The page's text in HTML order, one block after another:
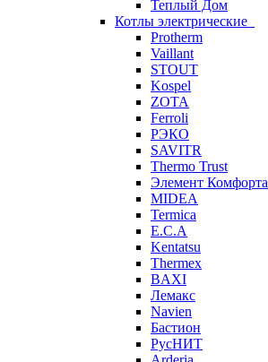
Теплый Дом
Котлы электрические
Protherm
Vaillant
STOUT
Kospel
ZOTA
Ferroli
РЭКО
SAVITR
Thermo Trust
Элемент Комфорта
MIDEA
Termica
E.C.A
Kentatsu
Thermex
BAXI
Лемакс
Navien
Бастион
РусНИТ